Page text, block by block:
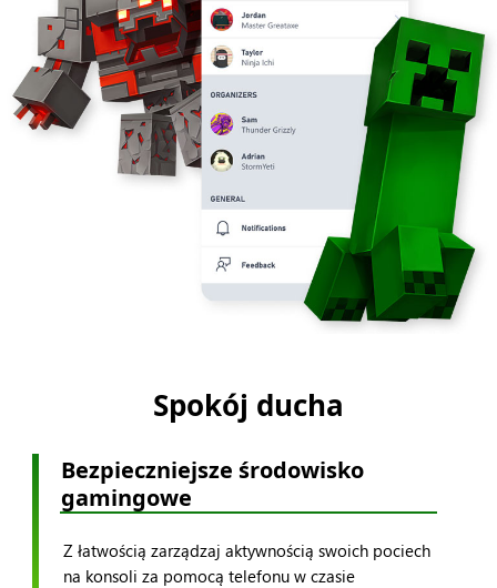
Spokój ducha
Bezpieczniejsze środowisko
gamingowe
Z łatwością zarządzaj aktywnością swoich pociech
na konsoli za pomocą telefonu w czasie